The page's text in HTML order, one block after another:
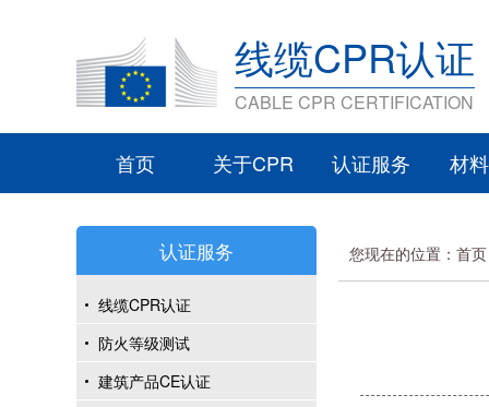
线缆CPR认证
CABLE CPR CERTIFICATION
首页 关于CPR 认证服务 材
认证服务
线缆CPR认证
防火等级测试
建筑产品CE认证
您现在的位置： 首页